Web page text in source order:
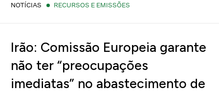
NOTÍCIAS RECURSOS E EMISSÕES
Irão: Comissão Europeia garante
não ter “preocupações
imediatas” no abastecimento de